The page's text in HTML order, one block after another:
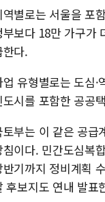
역별로는 서울을 포
부보다 18만 가구가
한다.
업 유형별로는 도심
도시를 포함한 공공
토부는 이 같은 공급
침이다. 민간도심복
반기까지 정비계획
후보지도 연내 발표